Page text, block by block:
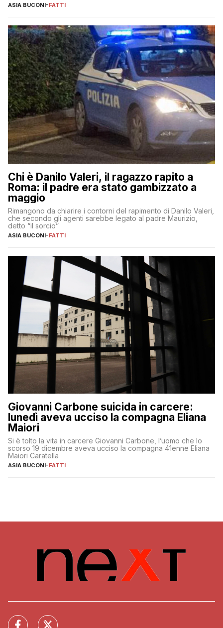
ASIA BUCONI-FATTI
Chi è Danilo Valeri, il ragazzo rapito a
Roma: il padre era stato gambizzato a
maggio
Rimangono da chiarire i contorni del rapimento di Danilo Valeri,
che secondo gli agenti sarebbe legato al padre Maurizio,
detto “il sorcio”
ASIA BUCONI-FATTI
Giovanni Carbone suicida in carcere:
lunedì aveva ucciso la compagna Eliana
Maiori
Si è tolto la vita in carcere Giovanni Carbone, l’uomo che lo
scorso 19 dicembre aveva ucciso la compagna 41enne Eliana
Maiori Caratella
ASIA BUCONI-FATTI